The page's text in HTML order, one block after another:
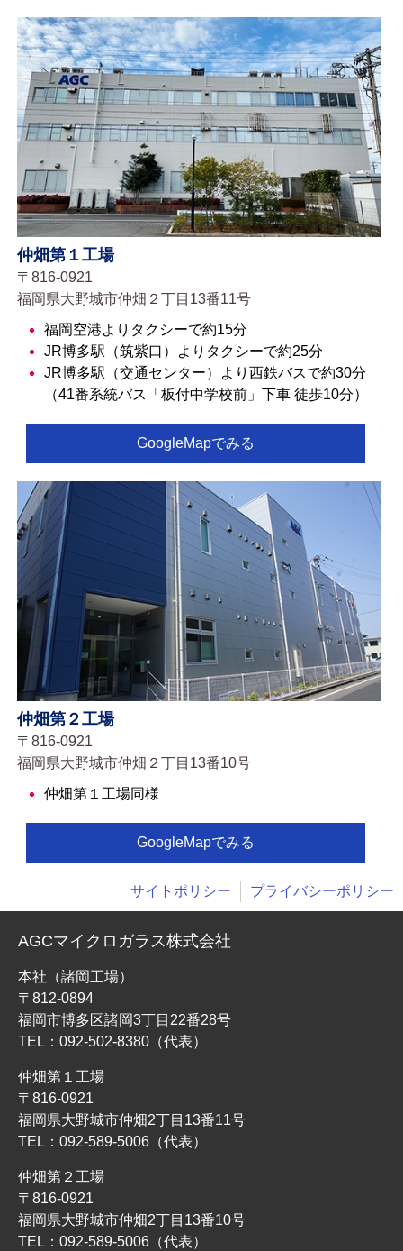
仲畑第１工場
〒816-0921
福岡県大野城市仲畑２丁目13番11号
福岡空港よりタクシーで約15分
JR博多駅（筑紫口）よりタクシーで約25分
JR博多駅（交通センター）より西鉄バスで約30分
（41番系統バス「板付中学校前」下車 徒歩10分）
GoogleMapでみる
仲畑第２工場
〒816-0921
福岡県大野城市仲畑２丁目13番10号
仲畑第１工場同様
GoogleMapでみる
サイトポリシー プライバシーポリシー
AGCマイクロガラス株式会社
本社（諸岡工場）
〒812-0894
福岡市博多区諸岡3丁目22番28号
TEL： 092-502-8380 （代表）
仲畑第１工場
〒816-0921
福岡県大野城市仲畑2丁目13番11号
TEL： 092-589-5006 （代表）
仲畑第２工場
〒816-0921
福岡県大野城市仲畑2丁目13番10号
TEL： 092-589-5006 （代表）